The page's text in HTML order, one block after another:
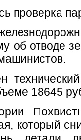
проверка
об отводе
18645
который